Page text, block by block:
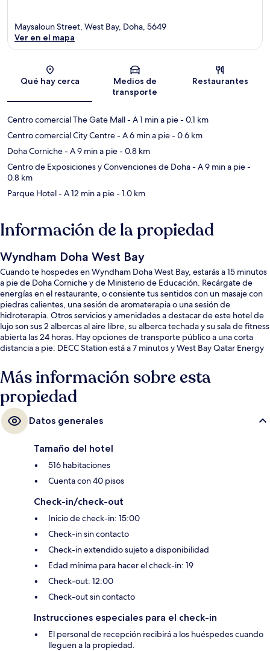
Sección del mapa
Maysaloun Street, West Bay, Doha, 5649
Ver en el mapa
Qué hay cerca
Medios de
transporte
Restaurantes
Centro comercial The Gate Mall- A 1 min a pie- 0.1 km
Centro comercial City Centre- A 6 min a pie- 0.6 km
Doha Corniche- A 9 min a pie- 0.8 km
Centro de Exposiciones y Convenciones de Doha- A 9 min a pie-
0.8 km
Parque Hotel- A 12 min a pie- 1.0 km
Información de la propiedad
Wyndham Doha West Bay
Cuando te hospedes en Wyndham Doha West Bay, estarás a 15 minutos
a pie de Doha Corniche y de Ministerio de Educación. Recárgate de
energías en el restaurante, o consiente tus sentidos con un masaje con
piedras calientes, una sesión de aromaterapia o una sesión de
hidroterapia. Otros servicios y amenidades a destacar de este hotel de
lujo son sus 2 albercas al aire libre, su alberca techada y su sala de fitness
abierta las 24 horas. Hay opciones de transporte público a una corta
distancia a pie: DECC Station está a 7 minutos y West Bay Qatar Energy
Más información sobre esta
propiedad
Datos generales
Tamaño del hotel
516 habitaciones
Cuenta con 40 pisos
Check-in/check-out
Inicio de check-in: 15:00
Check-in sin contacto
Check-in extendido sujeto a disponibilidad
Edad mínima para hacer el check-in: 19
Check-out: 12:00
Check-out sin contacto
Instrucciones especiales para el check-in
El personal de recepción recibirá a los huéspedes cuando
lleguen a la propiedad.